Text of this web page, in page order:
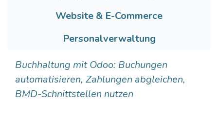
Website & E-Commerce
Personalverwaltung
Buchhaltung mit Odoo: Buchungen
automatisieren, Zahlungen abgleichen,
BMD-Schnittstellen nutzen